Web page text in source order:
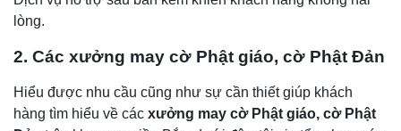
lòng.
2. Các xưởng may cờ Phật giáo, cờ Phật Đản
Hiểu được nhu cầu cũng như sự cần thiết giúp khách
hàng tìm hiểu về các xưởng may cờ Phật giáo, cờ Phật